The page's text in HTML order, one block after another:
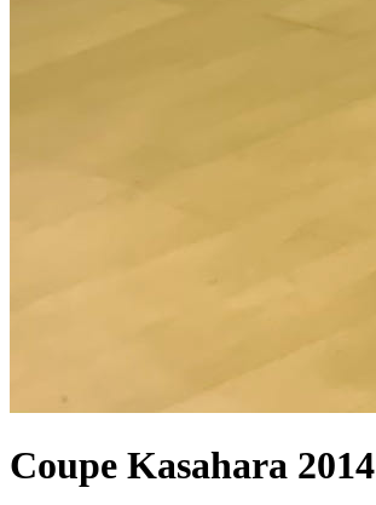
Coupe Kasahara 2014